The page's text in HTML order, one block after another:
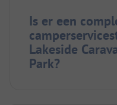
Is er een
Lakeside
Park?